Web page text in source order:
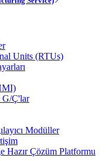
Units (RTUs)
G/Ç'lar
Modüller
Hazır Çözüm Platformu